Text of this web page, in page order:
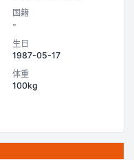
国籍
-
生日
1987-05-17
体重
100kg